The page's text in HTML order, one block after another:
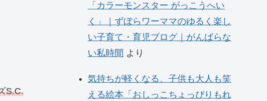
S.C.
「カラーモンスター がっこうへい
く」｜ずぼらワーママのゆるく楽し
い子育て・育児ブログ｜がんばらな
い私時間 より
気持ちが軽くなる、子供も大人も笑
える絵本「おしっこちょっぴりもれ